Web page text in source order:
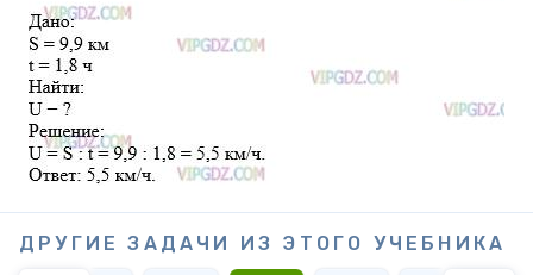
ДРУГИЕ ЗАДАЧИ ИЗ ЭТОГО УЧЕБНИКА